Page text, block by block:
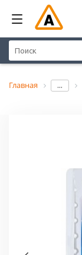
Главная ...